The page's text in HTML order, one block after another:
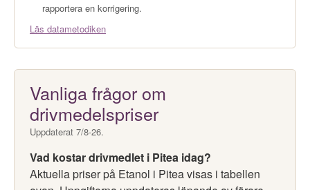
rapportera en korrigering.
Läs datametodiken
Vanliga frågor om
drivmedelspriser
Uppdaterat 7/8-26.
Vad kostar drivmedlet i Pitea idag?
Aktuella priser på Etanol i Pitea visas i tabellen